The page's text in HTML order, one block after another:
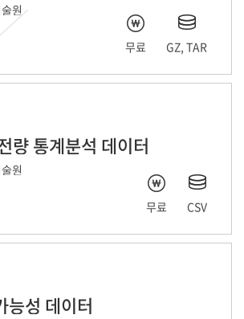
원
무료 GZ, TAR
량 통계분석 데이터
원
무료 CSV
능성 데이터